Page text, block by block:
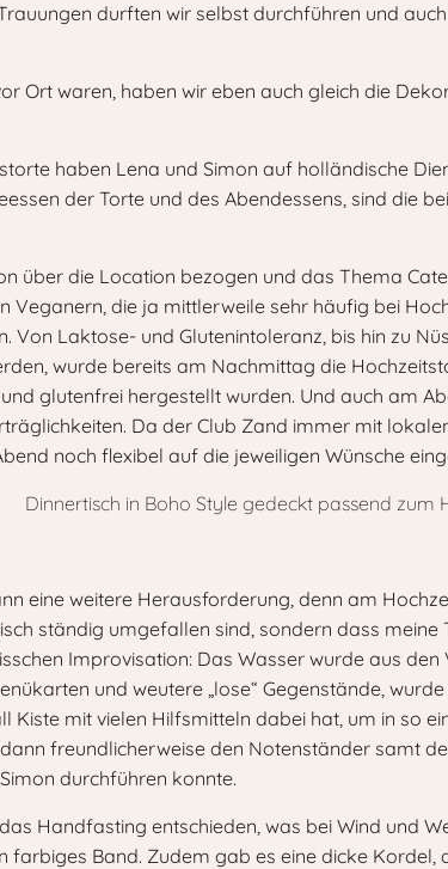
durften wir selbst durchführen und
Ort waren, haben wir eben auch gleich die
haben Lena und Simon auf holländische
der Torte und des Abendessens, sind die
über die Location bezogen und das Thema
Veganern, die ja mittlerweile sehr häufig bei
Von Laktose- und Glutenintoleranz, bis hin zu
wurde bereits am Nachmittag die
glutenfrei hergestellt wurden. Und auch am
Da der Club Zand immer mit
noch flexibel auf die jeweiligen Wünsche
eine weitere Herausforderung, denn am
ständig umgefallen sind, sondern dass
Improvisation: Das Wasser wurde aus
und weutere „lose“ Gegenstände,
Kiste mit vielen Hilfsmitteln dabei hat, um in so
freundlicherweise den Notenständer samt
durchführen konnte.
Handfasting entschieden, was bei Wind und
farbiges Band. Zudem gab es eine dicke